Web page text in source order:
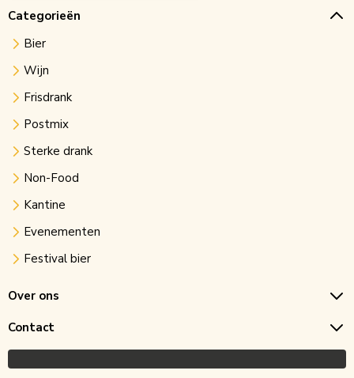
Categorieën
Bier
Wijn
Frisdrank
Postmix
Sterke drank
Non-Food
Kantine
Evenementen
Festival bier
Over ons
Contact